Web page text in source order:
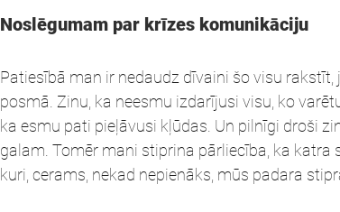
Noslēgumam par krīzes komunikāciju
Patiesībā man ir nedaudz dīvaini šo visu
posmā. Zinu, ka neesmu izdarījusi visu, ko
ka esmu pati pieļāvusi kļūdas. Un pilnīgi droši
galam. Tomēr mani stiprina pārliecība, ka
kuri, cerams, nekad nepienāks, mūs padara